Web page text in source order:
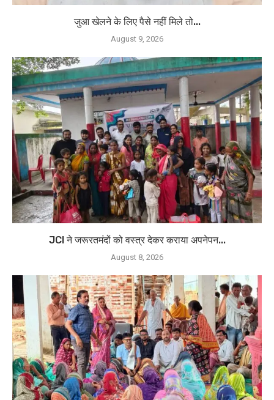
जुआ खेलने के लिए पैसे नहीं मिले तो...
August 9, 2026
JCI ने जरूरतमंदों को वस्त्र देकर कराया अपनेपन...
August 8, 2026